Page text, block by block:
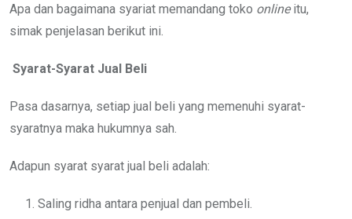
Apa dan bagaimana syariat memandang toko onlineitu,
simak penjelasan berikut ini.
Syarat-Syarat Jual Beli
Pasa dasarnya, setiap jual beli yang memenuhi syarat-
syaratnya maka hukumnya sah.
Adapun syarat syarat jual beli adalah:
Saling ridha antara penjual dan pembeli.